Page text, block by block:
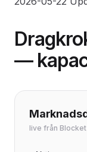
—
live från